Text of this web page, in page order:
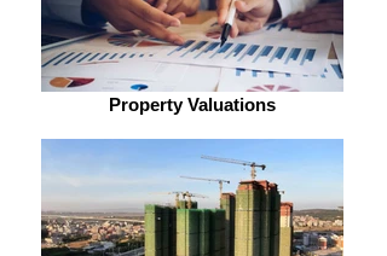
Property Valuations